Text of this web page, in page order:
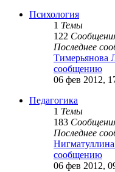
Психология
1 Темы
122
Последнее
Тимерьянова
сообщению
06 фев 2012,
Педагогика
1 Темы
183
Последнее
Нигматуллина
сообщению
06 фев 2012,